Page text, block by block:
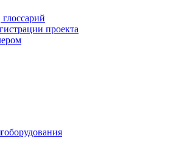
проекта
оборудования